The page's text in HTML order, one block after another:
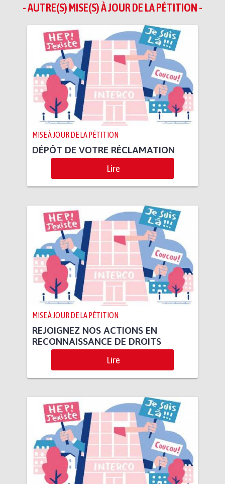
- AUTRE(S) MISE(S) À JOUR DE LA PÉTITION -
MISE À JOUR DE LA PÉTITION
DÉPÔT DE VOTRE RÉCLAMATION
Lire
MISE À JOUR DE LA PÉTITION
REJOIGNEZ NOS ACTIONS EN
RECONNAISSANCE DE DROITS
Lire